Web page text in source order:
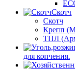
Скотч
Скотч
Крепп
ТПЛ
для копчения.